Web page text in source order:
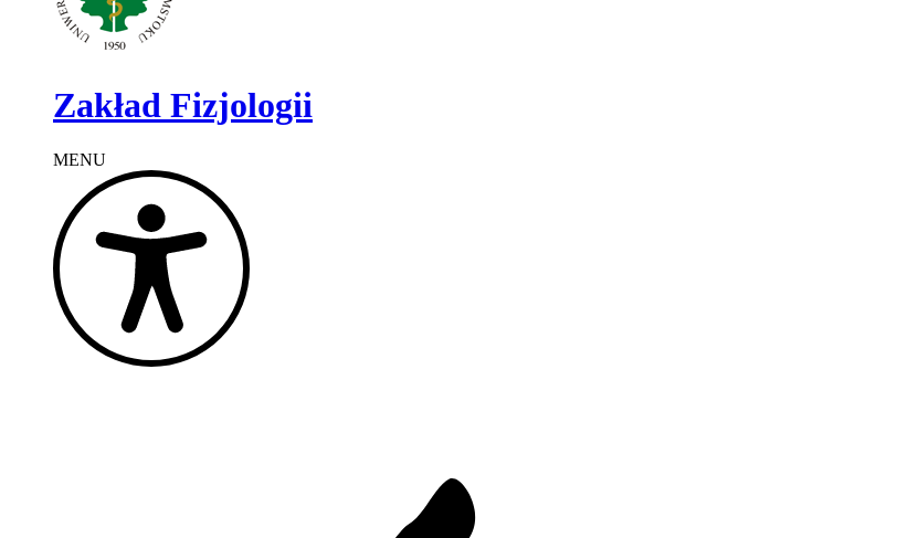
Zakład Fizjologii
MENU